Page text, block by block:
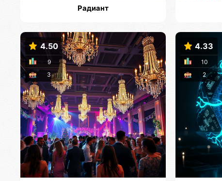
Радиант
4.50
3
9
4.33
2
10